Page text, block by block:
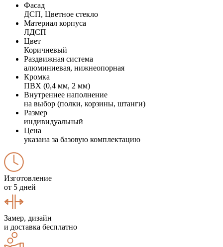
Фасад
ДСП, Цветное стекло
Материал корпуса
ЛДСП
Цвет
Коричневый
Раздвижная система
алюминиевая, нижнеопорная
Кромка
ПВХ (0,4 мм, 2 мм)
Внутреннее наполнение
на выбор (полки, корзины, штанги)
Размер
индивидуальный
Цена
указана за базовую комплектацию
Изготовление
от 5 дней
Замер, дизайн
и доставка бесплатно